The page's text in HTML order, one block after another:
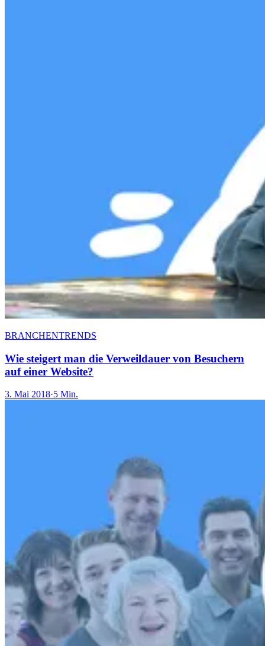
BRANCHENTRENDS
Wie steigert man die Verweildauer von Besuchern
auf einer Website?
3. Mai 2018·5 Min.